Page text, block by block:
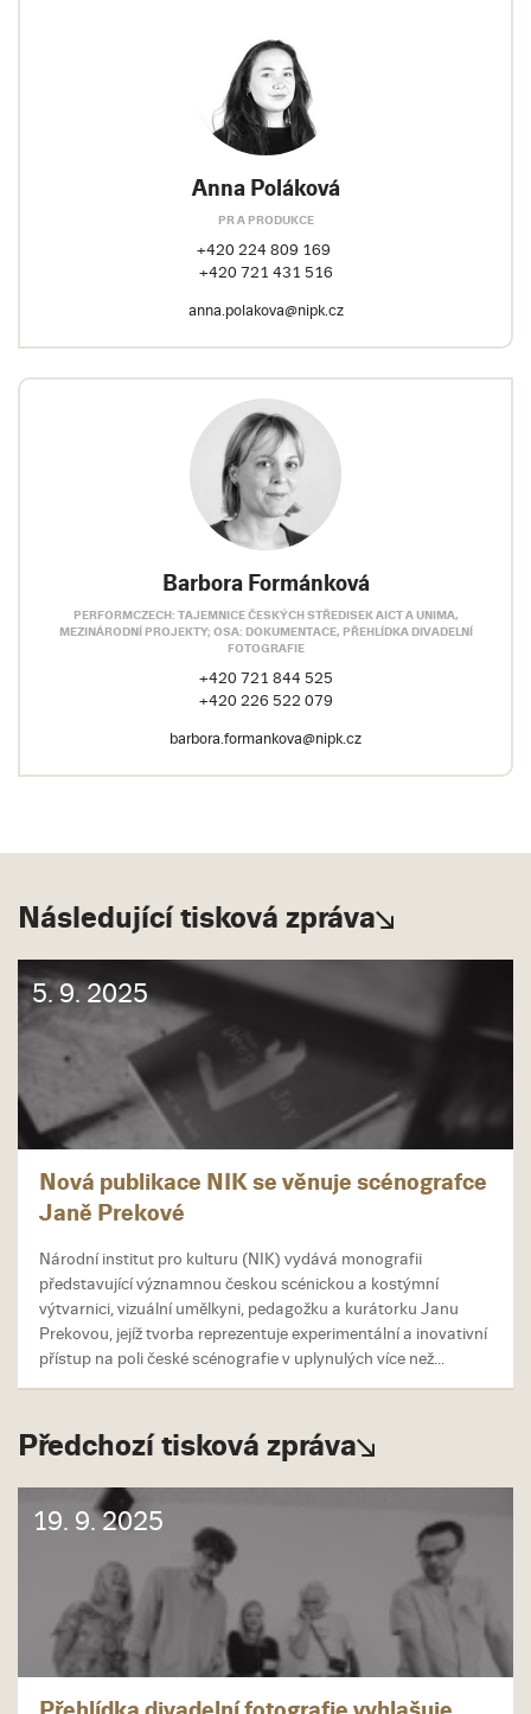
Anna Poláková
PR A PRODUKCE
+420 224 809 169
+420 721 431 516
anna.polakova@nipk.cz
Barbora Formánková
PERFORMCZECH: TAJEMNICE ČESKÝCH STŘEDISEK AICT A UNIMA,
MEZINÁRODNÍ PROJEKTY; OSA: DOKUMENTACE, PŘEHLÍDKA DIVADELNÍ
FOTOGRAFIE
+420 721 844 525
+420 226 522 079
barbora.formankova@nipk.cz
Následující tisková zpráva
5. 9. 2025
Nová publikace NIK se věnuje scénografce
Janě Prekové
Národní institut pro kulturu (NIK) vydává monografii
představující významnou českou scénickou a kostýmní
výtvarnici, vizuální umělkyni, pedagožku a kurátorku Janu
Prekovou, jejíž tvorba reprezentuje experimentální a inovativní
přístup na poli české scénografie v uplynulých více než...
Předchozí tisková zpráva
19. 9. 2025